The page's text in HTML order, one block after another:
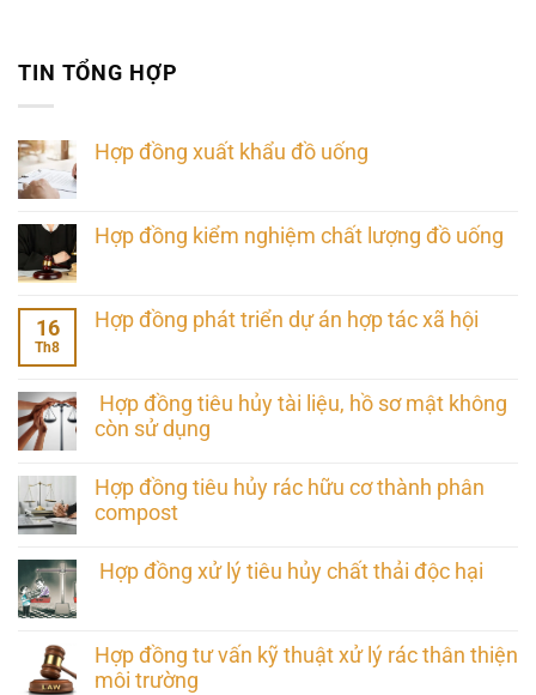
TIN TỔNG HỢP
Hợp đồng xuất khẩu đồ uống
Hợp đồng kiểm nghiệm chất lượng đồ uống
16
Th8
Hợp đồng phát triển dự án hợp tác xã hội
Hợp đồng tiêu hủy tài liệu, hồ sơ mật không
còn sử dụng
Hợp đồng tiêu hủy rác hữu cơ thành phân
compost
Hợp đồng xử lý tiêu hủy chất thải độc hại
Hợp đồng tư vấn kỹ thuật xử lý rác thân thiện
môi trường